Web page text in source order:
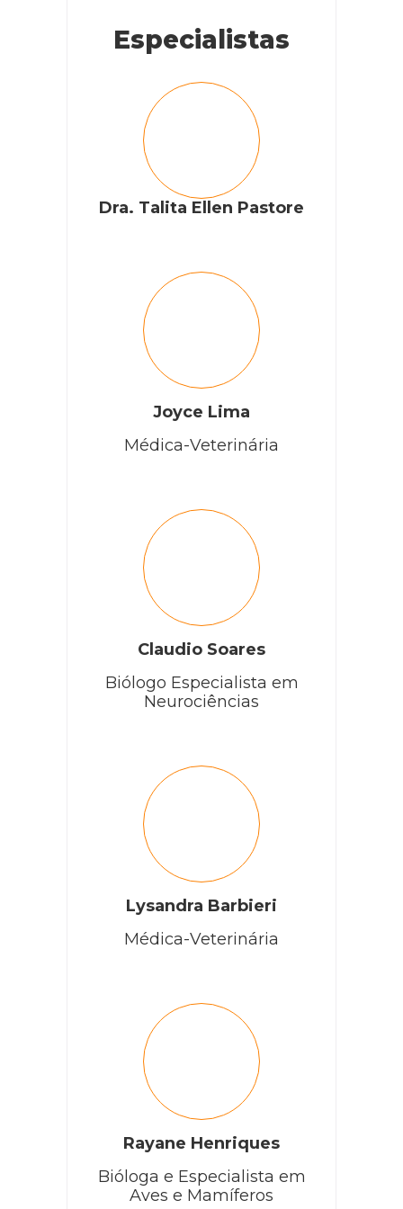
Especialistas
Dra. Talita Ellen Pastore
Joyce Lima
Médica-Veterinária
Claudio Soares
Biólogo Especialista em
Neurociências
Lysandra Barbieri
Médica-Veterinária
Rayane Henriques
Bióloga e Especialista em
Aves e Mamíferos